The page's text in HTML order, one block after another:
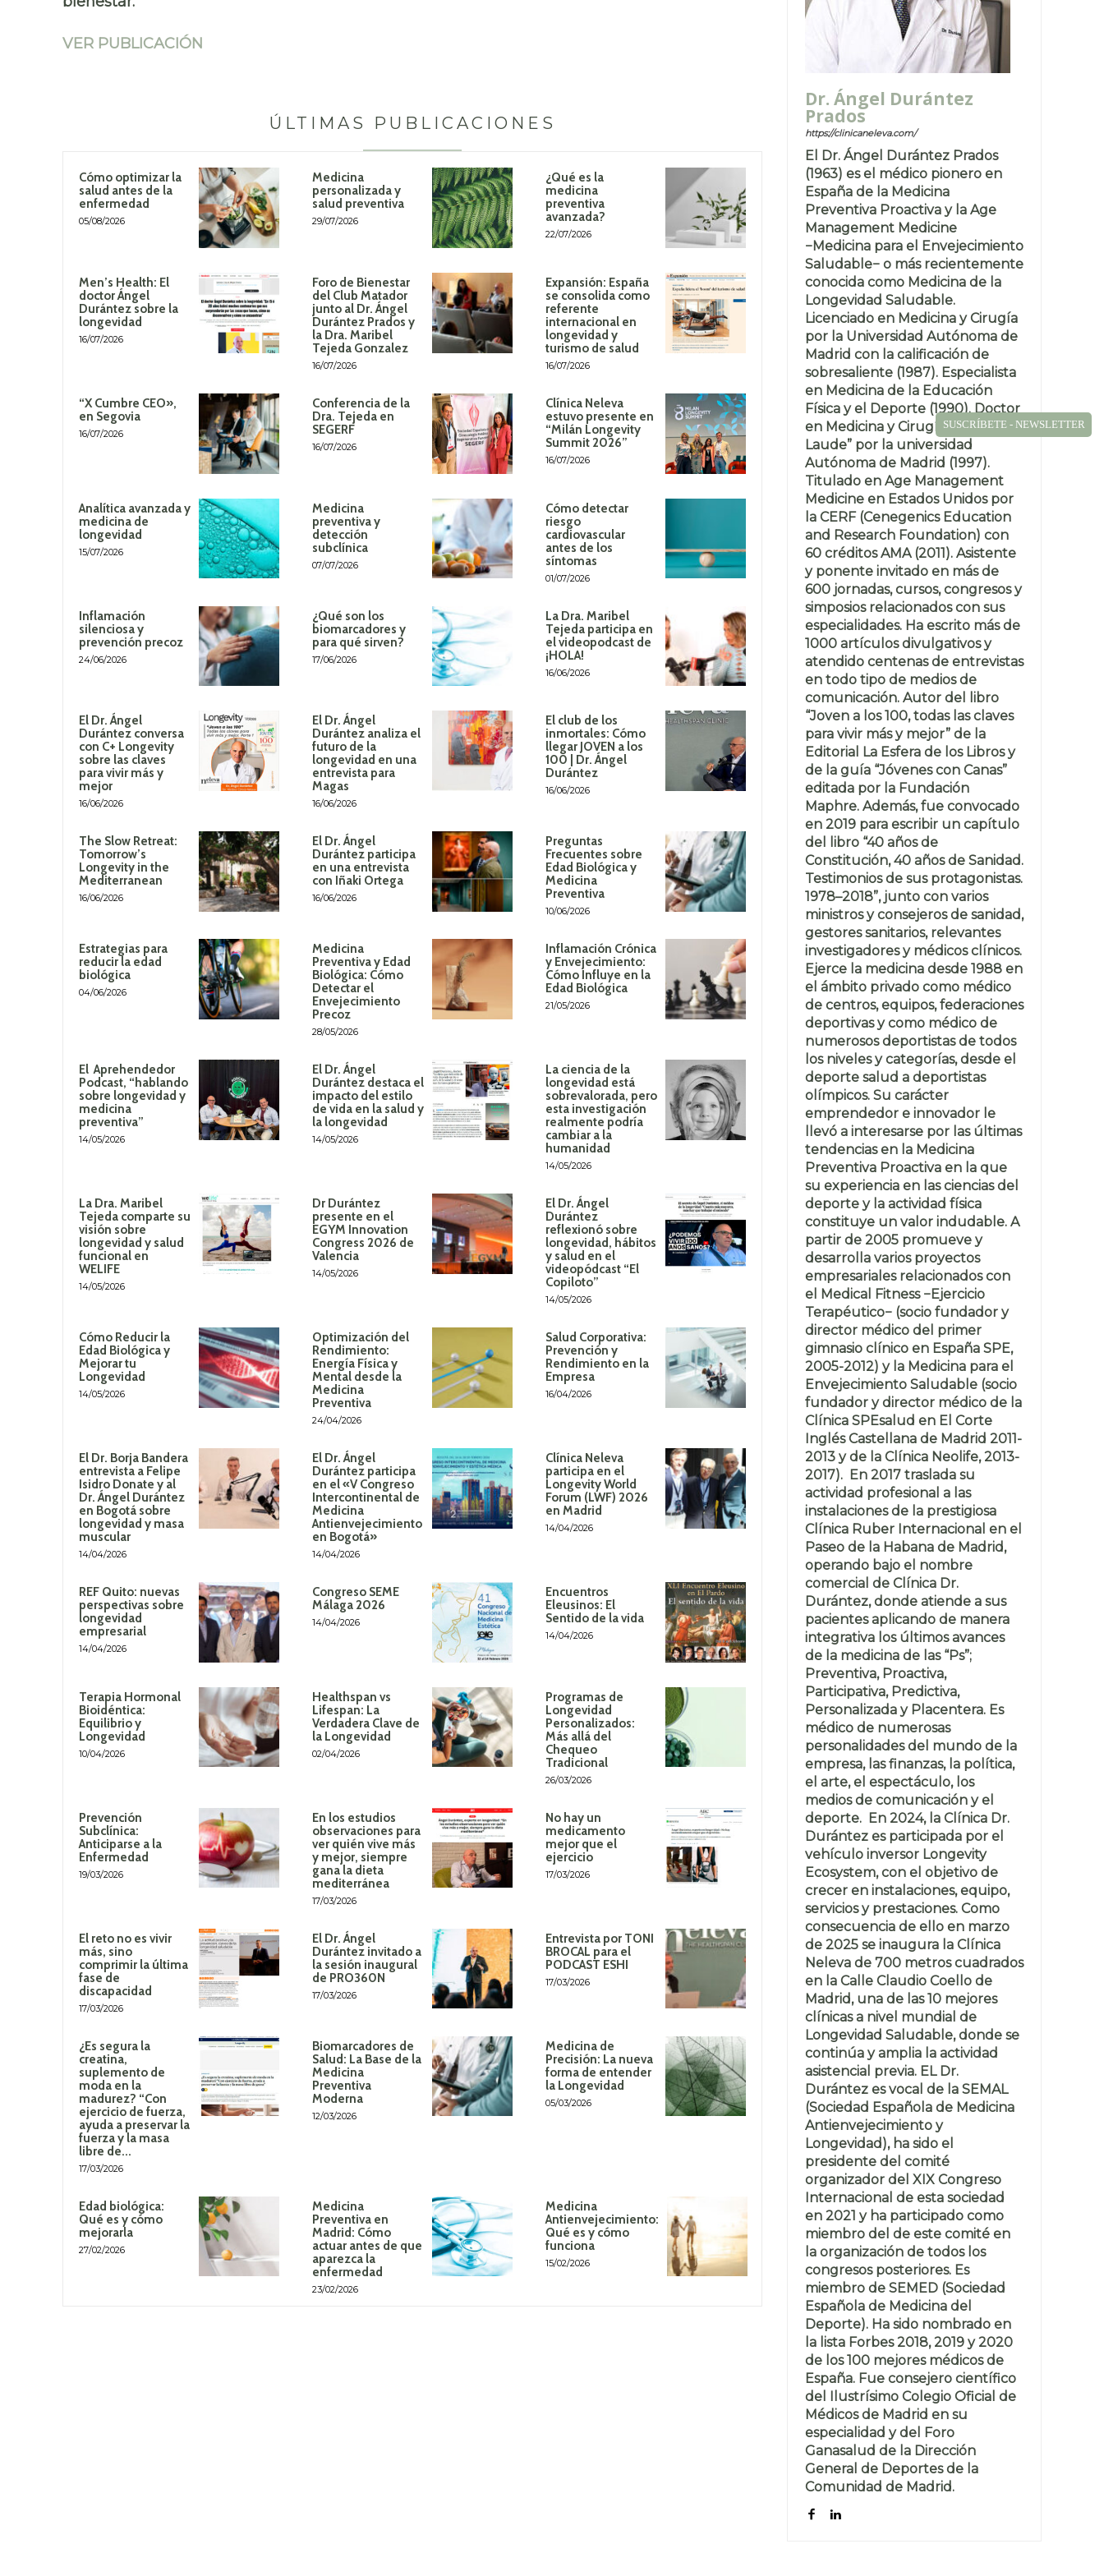
VER PUBLICACIÓN
ÚLTIMAS PUBLICACIONES
Cómo optimizar la
salud antes de la
enfermedad
05/08/2026
Medicina
personalizada y
salud preventiva
29/07/2026
¿Qué es la
medicina
preventiva
avanzada?
22/07/2026
Men’s Health: El
doctor Ángel
Durántez sobre la
longevidad
16/07/2026
Foro de Bienestar
del Club Matador
junto al Dr. Ángel
Durántez Prados y
la Dra. Maribel
Tejeda Gonzalez
16/07/2026
Expansión: España
se consolida como
referente
internacional en
longevidad y
turismo de salud
16/07/2026
“X Cumbre CEO»,
en Segovia
16/07/2026
Conferencia de la
Dra. Tejeda en
SEGERF
16/07/2026
Clínica Neleva
estuvo presente en
“Milán Longevity
Summit 2026”
16/07/2026
Analítica avanzada y
medicina de
longevidad
15/07/2026
Medicina
preventiva y
detección
subclínica
07/07/2026
Cómo detectar
riesgo
cardiovascular
antes de los
síntomas
01/07/2026
Inflamación
silenciosa y
prevención precoz
24/06/2026
¿Qué son los
biomarcadores y
para qué sirven?
17/06/2026
La Dra. Maribel
Tejeda participa en
el videopodcast de
¡HOLA!
16/06/2026
El Dr. Ángel
Durántez conversa
con C+ Longevity
sobre las claves
para vivir más y
mejor
16/06/2026
El Dr. Ángel
Durántez analiza el
futuro de la
longevidad en una
entrevista para
Magas
16/06/2026
El club de los
inmortales: Cómo
llegar JOVEN a los
100 | Dr. Ángel
Durántez
16/06/2026
The Slow Retreat:
Tomorrow’s
Longevity in the
Mediterranean
16/06/2026
El Dr. Ángel
Durántez participa
en una entrevista
con Iñaki Ortega
16/06/2026
Preguntas
Frecuentes sobre
Edad Biológica y
Medicina
Preventiva
10/06/2026
Estrategias para
reducir la edad
biológica
04/06/2026
Medicina
Preventiva y Edad
Biológica: Cómo
Detectar el
Envejecimiento
Precoz
28/05/2026
Inflamación Crónica
y Envejecimiento:
Cómo Influye en la
Edad Biológica
21/05/2026
El Aprehendedor
Podcast, “hablando
sobre longevidad y
medicina
preventiva”
14/05/2026
El Dr. Ángel
Durántez destaca el
impacto del estilo
de vida en la salud y
la longevidad
14/05/2026
La ciencia de la
longevidad está
sobrevalorada, pero
esta investigación
realmente podría
cambiar a la
humanidad
14/05/2026
La Dra. Maribel
Tejeda comparte su
visión sobre
longevidad y salud
funcional en
WELIFE
14/05/2026
Dr Durántez
presente en el
EGYM Innovation
Congress 2026 de
Valencia
14/05/2026
El Dr. Ángel
Durántez
reflexionó sobre
longevidad, hábitos
y salud en el
videopódcast “El
Copiloto”
14/05/2026
Cómo Reducir la
Edad Biológica y
Mejorar tu
Longevidad
14/05/2026
Optimización del
Rendimiento:
Energía Física y
Mental desde la
Medicina
Preventiva
24/04/2026
Salud Corporativa:
Prevención y
Rendimiento en la
Empresa
16/04/2026
El Dr. Borja Bandera
entrevista a Felipe
Isidro Donate y al
Dr. Ángel Durántez
en Bogotá sobre
longevidad y masa
muscular
14/04/2026
El Dr. Ángel
Durántez participa
en el «V Congreso
Intercontinental de
Medicina
Antienvejecimiento
en Bogotá»
14/04/2026
Clínica Neleva
participa en el
Longevity World
Forum (LWF) 2026
en Madrid
14/04/2026
REF Quito: nuevas
perspectivas sobre
longevidad
empresarial
14/04/2026
Congreso SEME
Málaga 2026
14/04/2026
Encuentros
Eleusinos: El
Sentido de la vida
14/04/2026
Terapia Hormonal
Bioidéntica:
Equilibrio y
Longevidad
10/04/2026
Healthspan vs
Lifespan: La
Verdadera Clave de
la Longevidad
02/04/2026
Programas de
Longevidad
Personalizados:
Más allá del
Chequeo
Tradicional
26/03/2026
Prevención
Subclínica:
Anticiparse a la
Enfermedad
19/03/2026
En los estudios
observaciones para
ver quién vive más
y mejor, siempre
gana la dieta
mediterránea
17/03/2026
No hay un
medicamento
mejor que el
ejercicio
17/03/2026
El reto no es vivir
más, sino
comprimir la última
fase de
discapacidad
17/03/2026
El Dr. Ángel
Durántez invitado a
la sesión inaugural
de PRO360N
17/03/2026
Entrevista por TONI
BROCAL para el
PODCAST ESHI
17/03/2026
¿Es segura la
creatina,
suplemento de
moda en la
madurez? “Con
ejercicio de fuerza,
ayuda a preservar la
fuerza y la masa
libre de...
17/03/2026
Biomarcadores de
Salud: La Base de la
Medicina
Preventiva
Moderna
12/03/2026
Medicina de
Precisión: La nueva
forma de entender
la Longevidad
05/03/2026
Edad biológica:
Qué es y cómo
mejorarla
27/02/2026
Medicina
Preventiva en
Madrid: Cómo
actuar antes de que
aparezca la
enfermedad
23/02/2026
Medicina
Antienvejecimiento:
Qué es y cómo
funciona
15/02/2026
Dr. Ángel Durántez
Prados
https://clinicaneleva.com/
El Dr. Ángel Durántez Prados
(1963) es el médico pionero en
España de la Medicina
Preventiva Proactiva y la Age
Management Medicine
−Medicina para el Envejecimiento
Saludable− o más recientemente
conocida como Medicina de la
Longevidad Saludable.
Licenciado en Medicina y Cirugía
por la Universidad Autónoma de
Madrid con la calificación de
sobresaliente (1987). Especialista
en Medicina de la Educación
Física y el Deporte (1990). Doctor
en Medicina y Cirugía “Cum
Laude” por la universidad
Autónoma de Madrid (1997).
Titulado en Age Management
Medicine en Estados Unidos por
la CERF (Cenegenics Education
and Research Foundation) con
60 créditos AMA (2011). Asistente
y ponente invitado en más de
600 jornadas, cursos, congresos y
simposios relacionados con sus
especialidades. Ha escrito más de
1000 artículos divulgativos y
atendido centenas de entrevistas
en todo tipo de medios de
comunicación. Autor del libro
“Joven a los 100, todas las claves
para vivir más y mejor” de la
Editorial La Esfera de los Libros y
de la guía “Jóvenes con Canas”
editada por la Fundación
Maphre. Además, fue convocado
en 2019 para escribir un capítulo
del libro “40 años de
Constitución, 40 años de Sanidad.
Testimonios de sus protagonistas.
1978–2018”, junto con varios
ministros y consejeros de sanidad,
gestores sanitarios, relevantes
investigadores y médicos clínicos.
Ejerce la medicina desde 1988 en
el ámbito privado como médico
de centros, equipos, federaciones
deportivas y como médico de
numerosos deportistas de todos
los niveles y categorías, desde el
deporte salud a deportistas
olímpicos. Su carácter
emprendedor e innovador le
llevó a interesarse por las últimas
tendencias en la Medicina
Preventiva Proactiva en la que
su experiencia en las ciencias del
deporte y la actividad física
constituye un valor indudable. A
partir de 2005 promueve y
desarrolla varios proyectos
empresariales relacionados con
el Medical Fitness −Ejercicio
Terapéutico− (socio fundador y
director médico del primer
gimnasio clínico en España SPE,
2005-2012) y la Medicina para el
Envejecimiento Saludable (socio
fundador y director médico de la
Clínica SPEsalud en El Corte
Inglés Castellana de Madrid 2011-
2013 y de la Clínica Neolife, 2013-
2017). En 2017 traslada su
actividad profesional a las
instalaciones de la prestigiosa
Clínica Ruber Internacional en el
Paseo de la Habana de Madrid,
operando bajo el nombre
comercial de Clínica Dr.
Durántez, donde atiende a sus
pacientes aplicando de manera
integrativa los últimos avances
de la medicina de las “Ps”;
Preventiva, Proactiva,
Participativa, Predictiva,
Personalizada y Placentera. Es
médico de numerosas
personalidades del mundo de la
empresa, las finanzas, la política,
el arte, el espectáculo, los
medios de comunicación y el
deporte. En 2024, la Clínica Dr.
Durántez es participada por el
vehículo inversor Longevity
Ecosystem, con el objetivo de
crecer en instalaciones, equipo,
servicios y prestaciones. Como
consecuencia de ello en marzo
de 2025 se inaugura la Clínica
Neleva de 700 metros cuadrados
en la Calle Claudio Coello de
Madrid, una de las 10 mejores
clínicas a nivel mundial de
Longevidad Saludable, donde se
continúa y amplia la actividad
asistencial previa. EL Dr.
Durántez es vocal de la SEMAL
(Sociedad Española de Medicina
Antienvejecimiento y
Longevidad), ha sido el
presidente del comité
organizador del XIX Congreso
Internacional de esta sociedad
en 2021 y ha participado como
miembro del de este comité en
la organización de todos los
congresos posteriores. Es
miembro de SEMED (Sociedad
Española de Medicina del
Deporte). Ha sido nombrado en
la lista Forbes 2018, 2019 y 2020
de los 100 mejores médicos de
España. Fue consejero científico
del Ilustrísimo Colegio Oficial de
Médicos de Madrid en su
especialidad y del Foro
Ganasalud de la Dirección
General de Deportes de la
Comunidad de Madrid.
SUSCRÍBETE - NEWSLETTER